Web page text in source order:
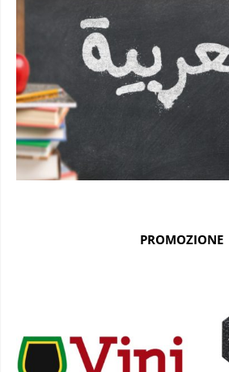
PROMOZIONE